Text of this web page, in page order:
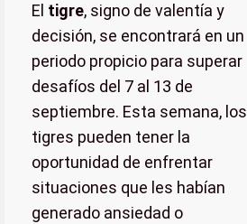
El tigre, signo de valentía y
decisión, se encontrará en un
periodo propicio para superar
desafíos del 7 al 13 de
septiembre. Esta semana, los
tigres pueden tener la
oportunidad de enfrentar
situaciones que les habían
generado ansiedad o